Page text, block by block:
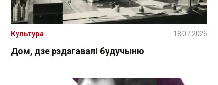
Дом, дзе рэдагавалі будучыню
Культура 18.07.2026